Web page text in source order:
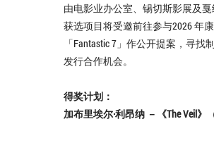
由电影业办公室、锡切斯影展及
获选项目将受邀前往参与2026 年
「Fantastic 7」作公开提案，寻
发行合作机会。
得奖计划：
加布里埃尔·利昂纳 －《The Veil》